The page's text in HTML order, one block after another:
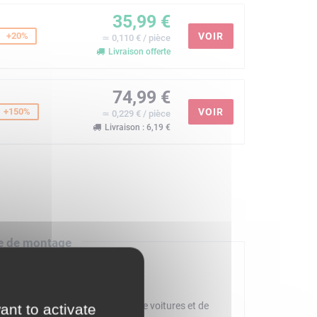
+20%
35,99 €
≃ 0,110 € / pièce
Livraison offerte
VOIR
+150%
74,99 €
≃ 0,229 € / pièce
Livraison : 6,19 €
VOIR
de montage
pour les enfants passionnés de voitures et de
to activate